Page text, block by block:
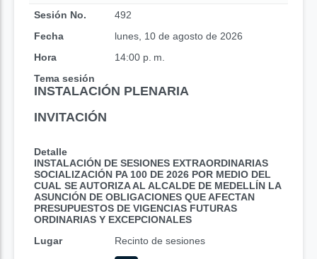
Sesión No.
492
Fecha
lunes, 10 de agosto de 2026
Hora
14:00 p. m.
Tema sesión
INSTALACIÓN PLENARIA
INVITACIÓN
Detalle
INSTALACIÓN DE SESIONES EXTRAORDINARIAS
SOCIALIZACIÓN PA 100 DE 2026 POR MEDIO DEL
CUAL SE AUTORIZA AL ALCALDE DE MEDELLÍN LA
ASUNCIÓN DE OBLIGACIONES QUE AFECTAN
PRESUPUESTOS DE VIGENCIAS FUTURAS
ORDINARIAS Y EXCEPCIONALES
Lugar
Recinto de sesiones